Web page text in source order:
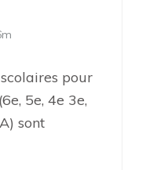
pour
5e, 4e 3e,
sont